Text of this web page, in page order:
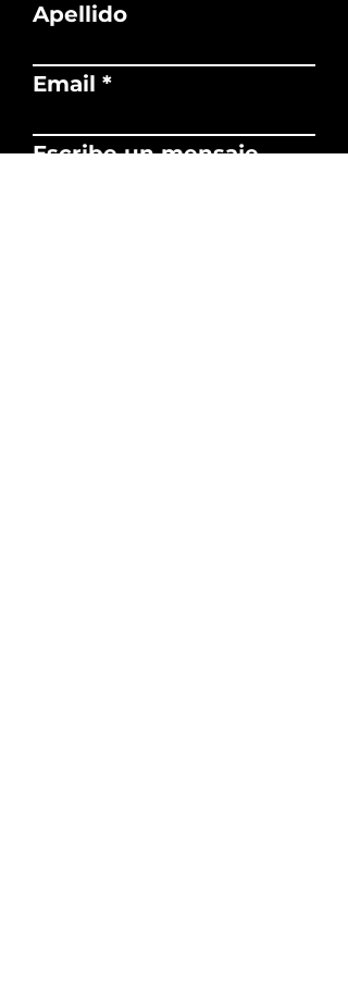
Apellido
Email
Escribe un mensaje